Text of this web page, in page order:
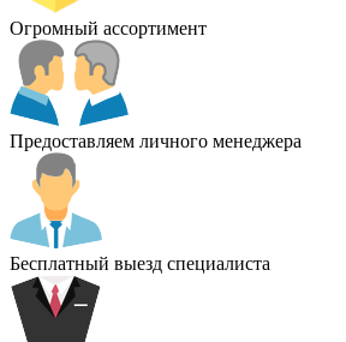
Огромный ассортимент
Предоставляем личного менеджера
Бесплатный выезд специалиста